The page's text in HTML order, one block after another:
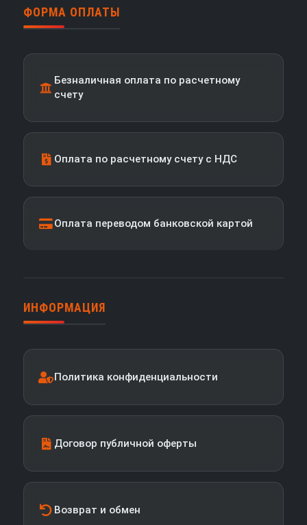
ФОРМА ОПЛАТЫ
Безналичная оплата по расчетному
счету
Оплата по расчетному счету с НДС
Оплата переводом банковской картой
ИНФОРМАЦИЯ
Политика конфиденциальности
Договор публичной оферты
Возврат и обмен